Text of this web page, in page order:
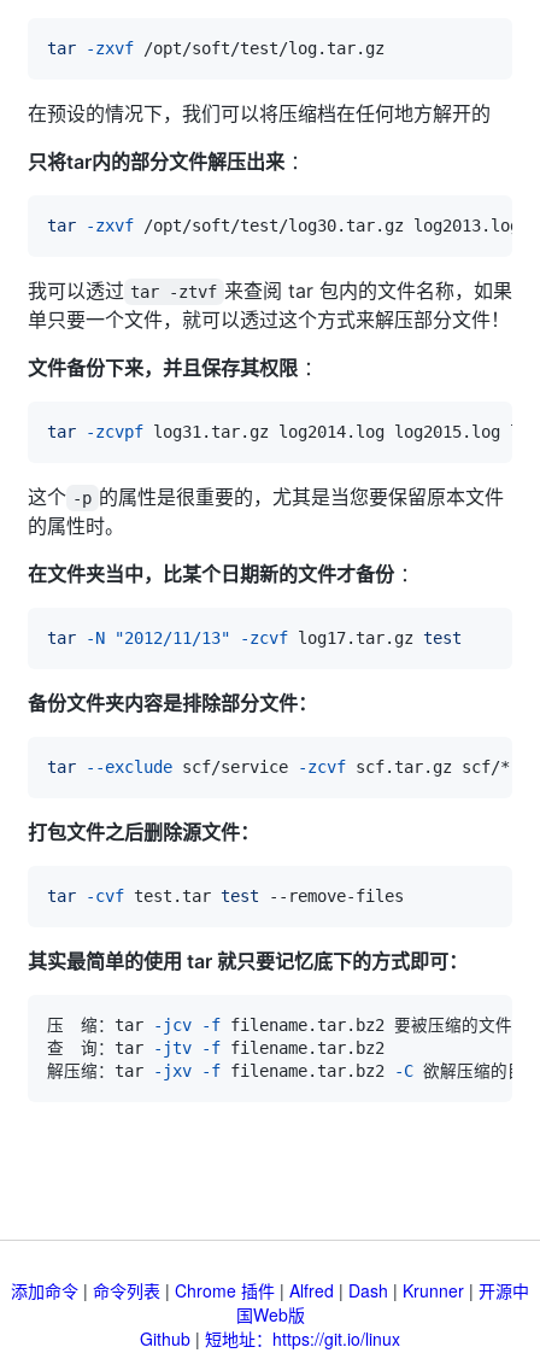
tar -zxvf
在预设的情况下，我们可以将压缩档在任何地方解开的
只将tar内的部分文件解压出来 ：
tar -zxvf
我可以透过 tar -ztvf 来查阅 tar 包内的文件名称，如果
单只要一个文件，就可以透过这个方式来解压部分文件！
文件备份下来，并且保存其权限 ：
tar -zcvpf
这个 -p 的属性是很重要的，尤其是当您要保留原本文件
的属性时。
在文件夹当中，比某个日期新的文件才备份：
tar -N "2012/11/13" -zcvf log17.tar.gz test
备份文件夹内容是排除部分文件：
tar --exclude scf/service -zcvf
打包文件之后删除源文件：
tar -cvf test.tar test
其实最简单的使用 tar 就只要记忆底下的方式即可：
压　缩：tar -jcv
-f
查　询：tar
-jtv -f
解压缩：tar
-jxv -f filename.tar.bz2 -C
添加命令 | 命令列表 | Chrome 插件 | Alfred | Dash | Krunner | 开源中
国Web版
Github | 短地址：https://git.io/linux